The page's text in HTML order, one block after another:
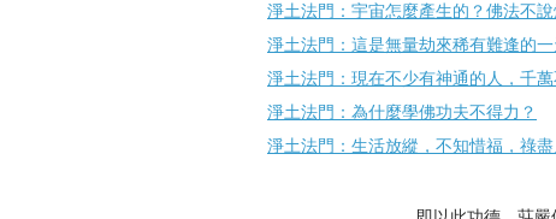
淨土法門：宇宙怎麼產生的？佛法不
淨土法門：這是無量劫來稀有難逢的
淨土法門：現在不少有神通的人，千
淨土法門：為什麼學佛功夫不得力？
淨土法門：生活放縱，不知惜福，祿